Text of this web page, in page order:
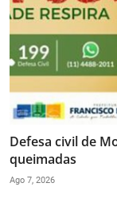
Defesa civil de
queimadas
Ago 7, 2026